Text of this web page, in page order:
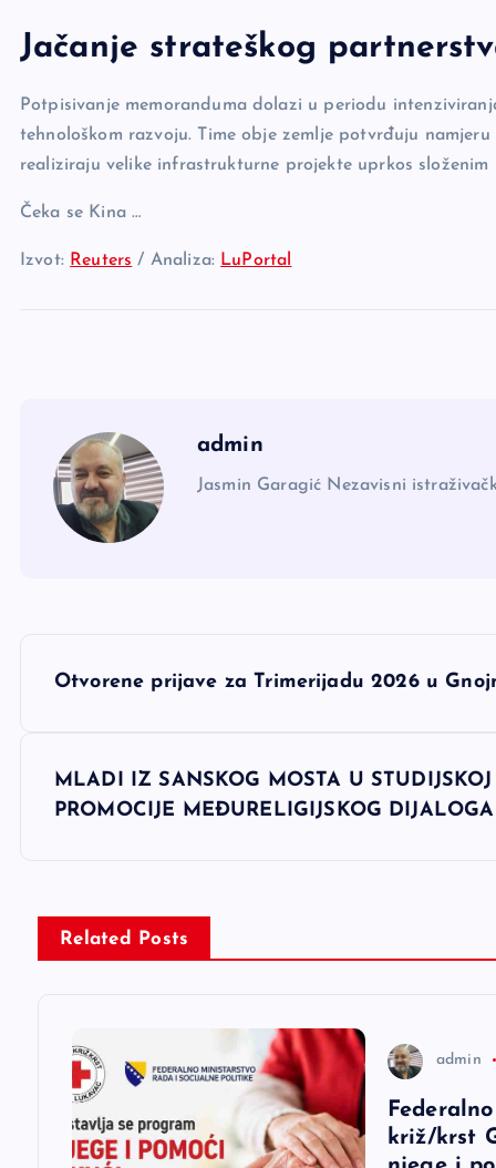
Jačanje strateškog
Potpisivanje memoranduma dolazi u periodu
tehnološkom razvoju. Time obje zemlje potvrđuju
realiziraju velike infrastrukturne projekte uprkos
Čeka se Kina …
Izvot: Reuters / Analiza: LuPortal
admin
Jasmin Garagić Nezavisni
N
g
a
Otvorene prijave za Trimerijadu 2026 u
MLADI IZ SANSKOG MOSTA U
PROMOCIJE MEĐURELIGIJSKOG DIJALOGA
Related Posts
admin
križ/krst